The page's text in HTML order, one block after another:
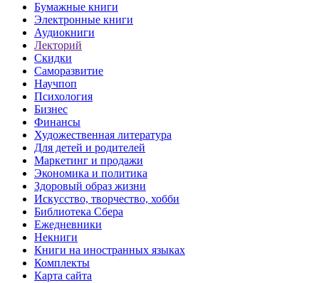
Бумажные книги
Электронные книги
Аудиокниги
Лекторий
Скидки
Саморазвитие
Научпоп
Психология
Бизнес
Финансы
Художественная литература
Для детей и родителей
Маркетинг и продажи
Экономика и политика
Здоровый образ жизни
Искусство, творчество, хобби
Библиотека Сбера
Ежедневники
Некниги
Книги на иностранных языках
Комплекты
Карта сайта